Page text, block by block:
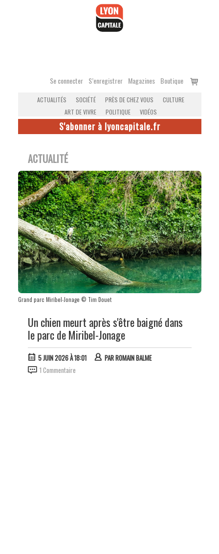
Se connecter S’enregistrer Magazines Boutique
Voir
ACTUALITÉS SOCIÉTÉ PRÈS DE CHEZ VOUS
CULTURE
ART DE VIVRE
POLITIQUE VIDÉOS
S'abonner à lyoncapitale.fr
ACTUALITÉ
Grand parc Miribel-Jonage © Tim Douet
Un chien meurt après s'être baigné dans
le parc de Miribel-Jonage
5 JUIN 2026 À 18:01 PARROMAIN BALME
1 Commentaire